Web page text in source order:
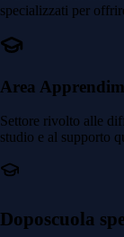
specializzati per
Area
Settore rivolto alle
studio e al supporto
Doposcuola